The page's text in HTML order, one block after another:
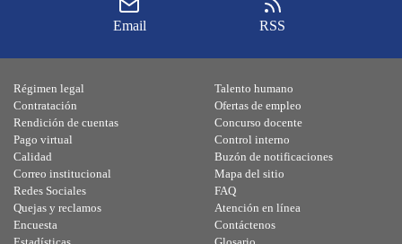
Email RSS
Régimen legal
Contratación
Rendición de cuentas
Pago virtual
Calidad
Talento humano
Ofertas de empleo
Concurso docente
Control interno
Buzón de notificaciones
Correo institucional
Redes Sociales
Quejas y reclamos
Encuesta
Mapa del sitio
FAQ
Atención en línea
Contáctenos